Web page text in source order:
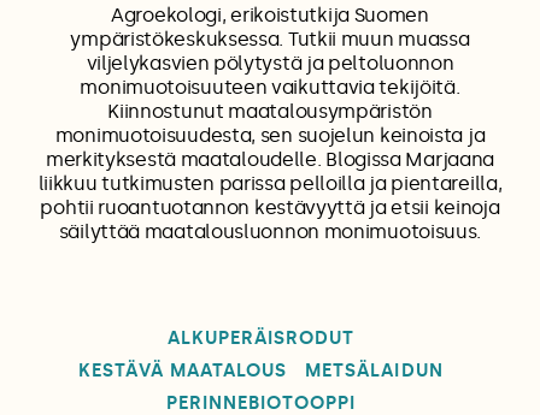
Agroekologi, erikoistutkija Suomen
ympäristökeskuksessa. Tutkii muun muassa
viljelykasvien pölytystä ja peltoluonnon
monimuotoisuuteen vaikuttavia tekijöitä.
Kiinnostunut maatalousympäristön
monimuotoisuudesta, sen suojelun keinoista ja
merkityksestä maataloudelle. Blogissa Marjaana
liikkuu tutkimusten parissa pelloilla ja pientareilla,
pohtii ruoantuotannon kestävyyttä ja etsii keinoja
säilyttää maatalousluonnon monimuotoisuus.
ALKUPERÄISRODUT
KESTÄVÄ MAATALOUS
METSÄLAIDUN
PERINNEBIOTOOPPI